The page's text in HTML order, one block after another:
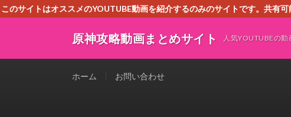
このサイトはオススメのYOUTUBE動画を紹介するのみのサイトです。共有
原神攻略動画まとめサイト 人気YOUTUBEの
ホーム お問い合わせ